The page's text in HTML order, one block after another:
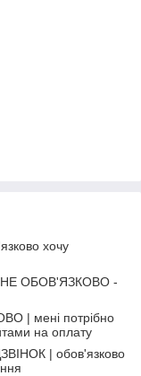
хочу
НЕ ОБОВ'ЯЗКОВО -
| мені потрібно
на оплату
| обов'язково